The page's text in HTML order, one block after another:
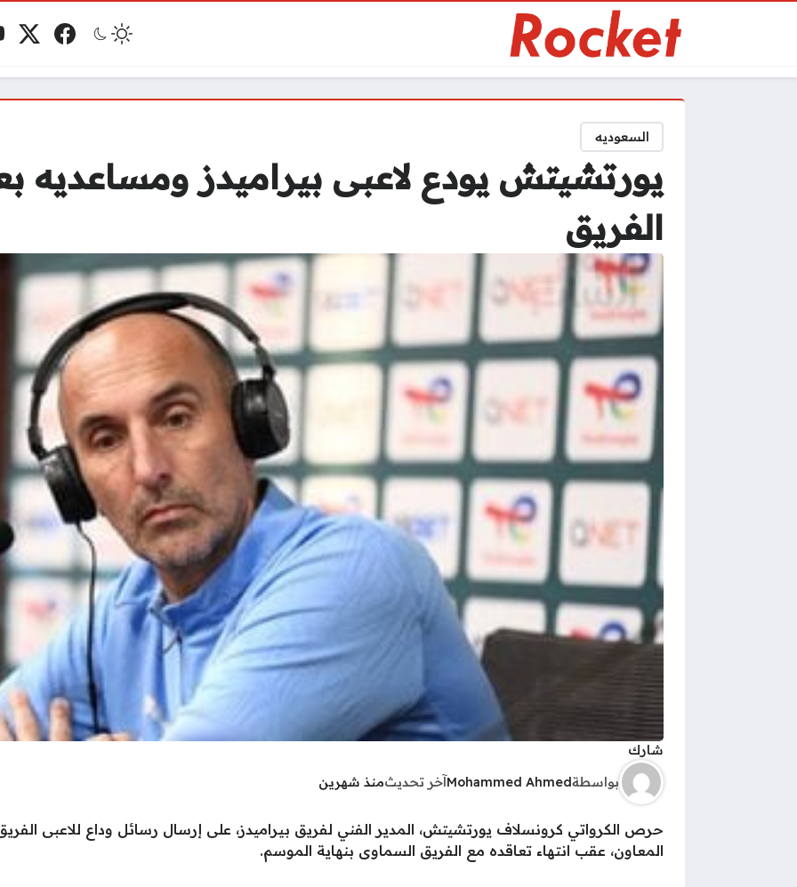
فيسبوك
السعوديه
يورتشيتش يودع لاعبى بيراميدز ومساعديه
الفريق
شارك
بواسطةMohammed Ahmedآخر تحديثمنذ شهرين
حرص الكرواتي كرونسلاف يورتشيتش، المدير الفني لفريق بيراميدز، على إرسال رسائل وداع للاعبى
المعاون، عقب انتهاء تعاقده مع الفريق السماوى بنهاية الموسم.